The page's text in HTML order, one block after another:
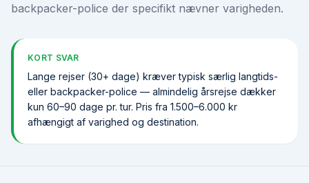
backpacker-police der specifikt nævner varigheden.
KORT SVAR
Lange rejser (30+ dage) kræver typisk særlig langtids-
eller backpacker-police — almindelig årsrejse dækker
kun 60–90 dage pr. tur. Pris fra 1.500–6.000 kr
afhængigt af varighed og destination.